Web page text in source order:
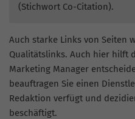
(Stichwort Co-Citation).
Auch starke Links von Seiten
Qualitätslinks. Auch hier hilft
Marketing Manager
beauftragen Sie einen
Redaktion verfügt und
beschäftigt.